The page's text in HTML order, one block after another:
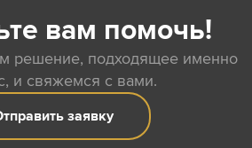
вам помочь!
решение, подходящее именно
и свяжемся с вами.
заявку